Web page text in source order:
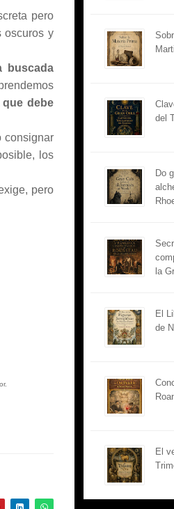
pero
oscuros y
buscada
debe
consignar
los
pero
del
Do
la
El
de
El